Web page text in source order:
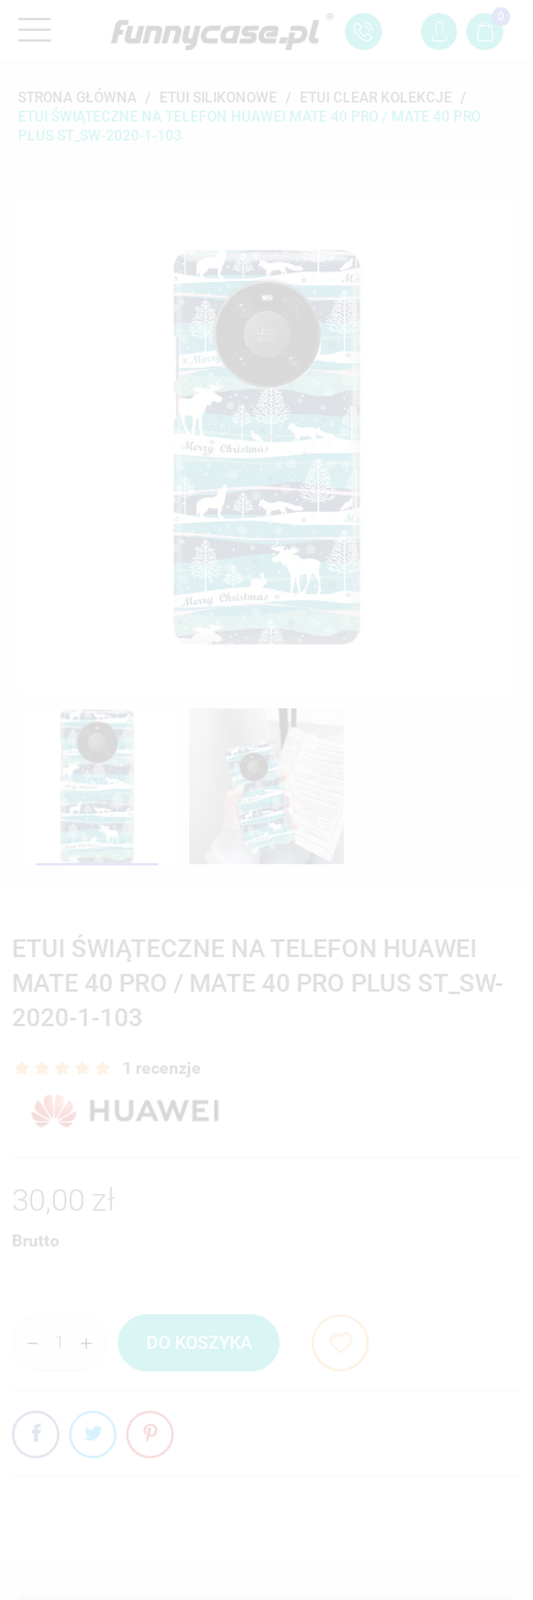
0
STRONA GŁÓWNA ETUI SILIKONOWE
ETUI CLEAR KOLEKCJE
ETUI ŚWIĄTECZNE NA TELEFON HUAWEI MATE 40 PRO / MATE 40 PRO
PLUS ST_SW-2020-1-103
ETUI ŚWIĄTECZNE NA TELEFON HUAWEI
MATE 40 PRO / MATE 40 PRO PLUS ST_SW-
2020-1-103
1 recenzje
30,00 zł
Brutto
DO KOSZYKA